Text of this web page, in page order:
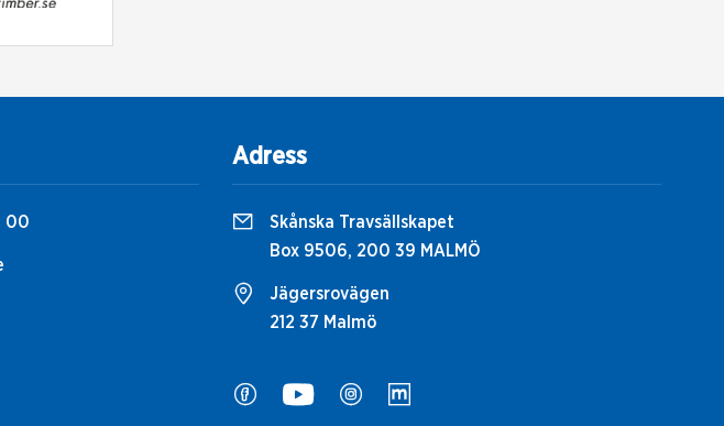
00
Adress
Skånska Travsällskapet
Box 9506, 200 39 MALMÖ
Jägersrovägen
212 37 Malmö